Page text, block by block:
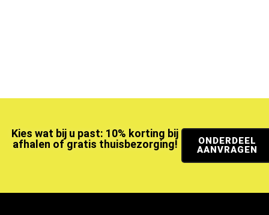
Kies wat bij u past: 10% korting bij
afhalen of gratis thuisbezorging!
ONDERDEEL
AANVRAGEN